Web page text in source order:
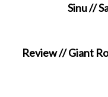
Sinu //
Review // Giant